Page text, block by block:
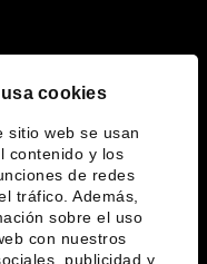
cookies
sitio web se usan
contenido y los
de redes
tráfico. Además,
sobre el uso
con nuestros
publicidad y